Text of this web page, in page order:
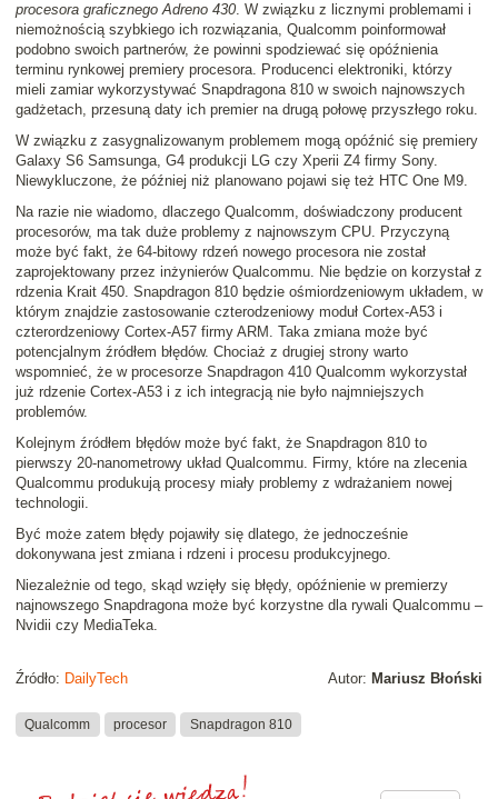
procesora graficznego Adreno 430. W związku z licznymi problemami i
niemożnością szybkiego ich rozwiązania, Qualcomm poinformował
podobno swoich partnerów, że powinni spodziewać się opóźnienia
terminu rynkowej premiery procesora. Producenci elektroniki, którzy
mieli zamiar wykorzystywać Snapdragona 810 w swoich najnowszych
gadżetach, przesuną daty ich premier na drugą połowę przyszłego roku.
W związku z zasygnalizowanym problemem mogą opóźnić się premiery
Galaxy S6 Samsunga, G4 produkcji LG czy Xperii Z4 firmy Sony.
Niewykluczone, że później niż planowano pojawi się też HTC One M9.
Na razie nie wiadomo, dlaczego Qualcomm, doświadczony producent
procesorów, ma tak duże problemy z najnowszym CPU. Przyczyną
może być fakt, że 64-bitowy rdzeń nowego procesora nie został
zaprojektowany przez inżynierów Qualcommu. Nie będzie on korzystał z
rdzenia Krait 450. Snapdragon 810 będzie ośmiordzeniowym układem, w
którym znajdzie zastosowanie czterodzeniowy moduł Cortex-A53 i
czterordzeniowy Cortex-A57 firmy ARM. Taka zmiana może być
potencjalnym źródłem błędów. Chociaż z drugiej strony warto
wspomnieć, że w procesorze Snapdragon 410 Qualcomm wykorzystał
już rdzenie Cortex-A53 i z ich integracją nie było najmniejszych
problemów.
Kolejnym źródłem błędów może być fakt, że Snapdragon 810 to
pierwszy 20-nanometrowy układ Qualcommu. Firmy, które na zlecenia
Qualcommu produkują procesy miały problemy z wdrażaniem nowej
technologii.
Być może zatem błędy pojawiły się dlatego, że jednocześnie
dokonywana jest zmiana i rdzeni i procesu produkcyjnego.
Niezależnie od tego, skąd wzięły się błędy, opóźnienie w premierzy
najnowszego Snapdragona może być korzystne dla rywali Qualcommu –
Nvidii czy MediaTeka.
Autor: Mariusz Błoński
Źródło: DailyTech
Qualcomm procesor Snapdragon 810